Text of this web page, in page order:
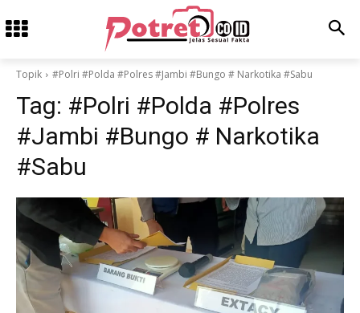
Topik #Polri #Polda #Polres #Jambi #Bungo # Narkotika #Sabu
Tag: #Polri #Polda #Polres
#Jambi #Bungo # Narkotika
#Sabu